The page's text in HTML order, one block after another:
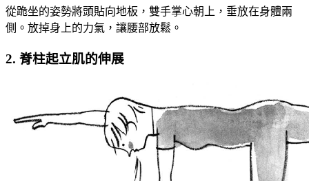
從跪坐的姿勢將頭貼向地板，雙手掌心朝上，垂放在身體兩
側。放掉身上的力氣，讓腰部放鬆。
2. 脊柱起立肌的伸展